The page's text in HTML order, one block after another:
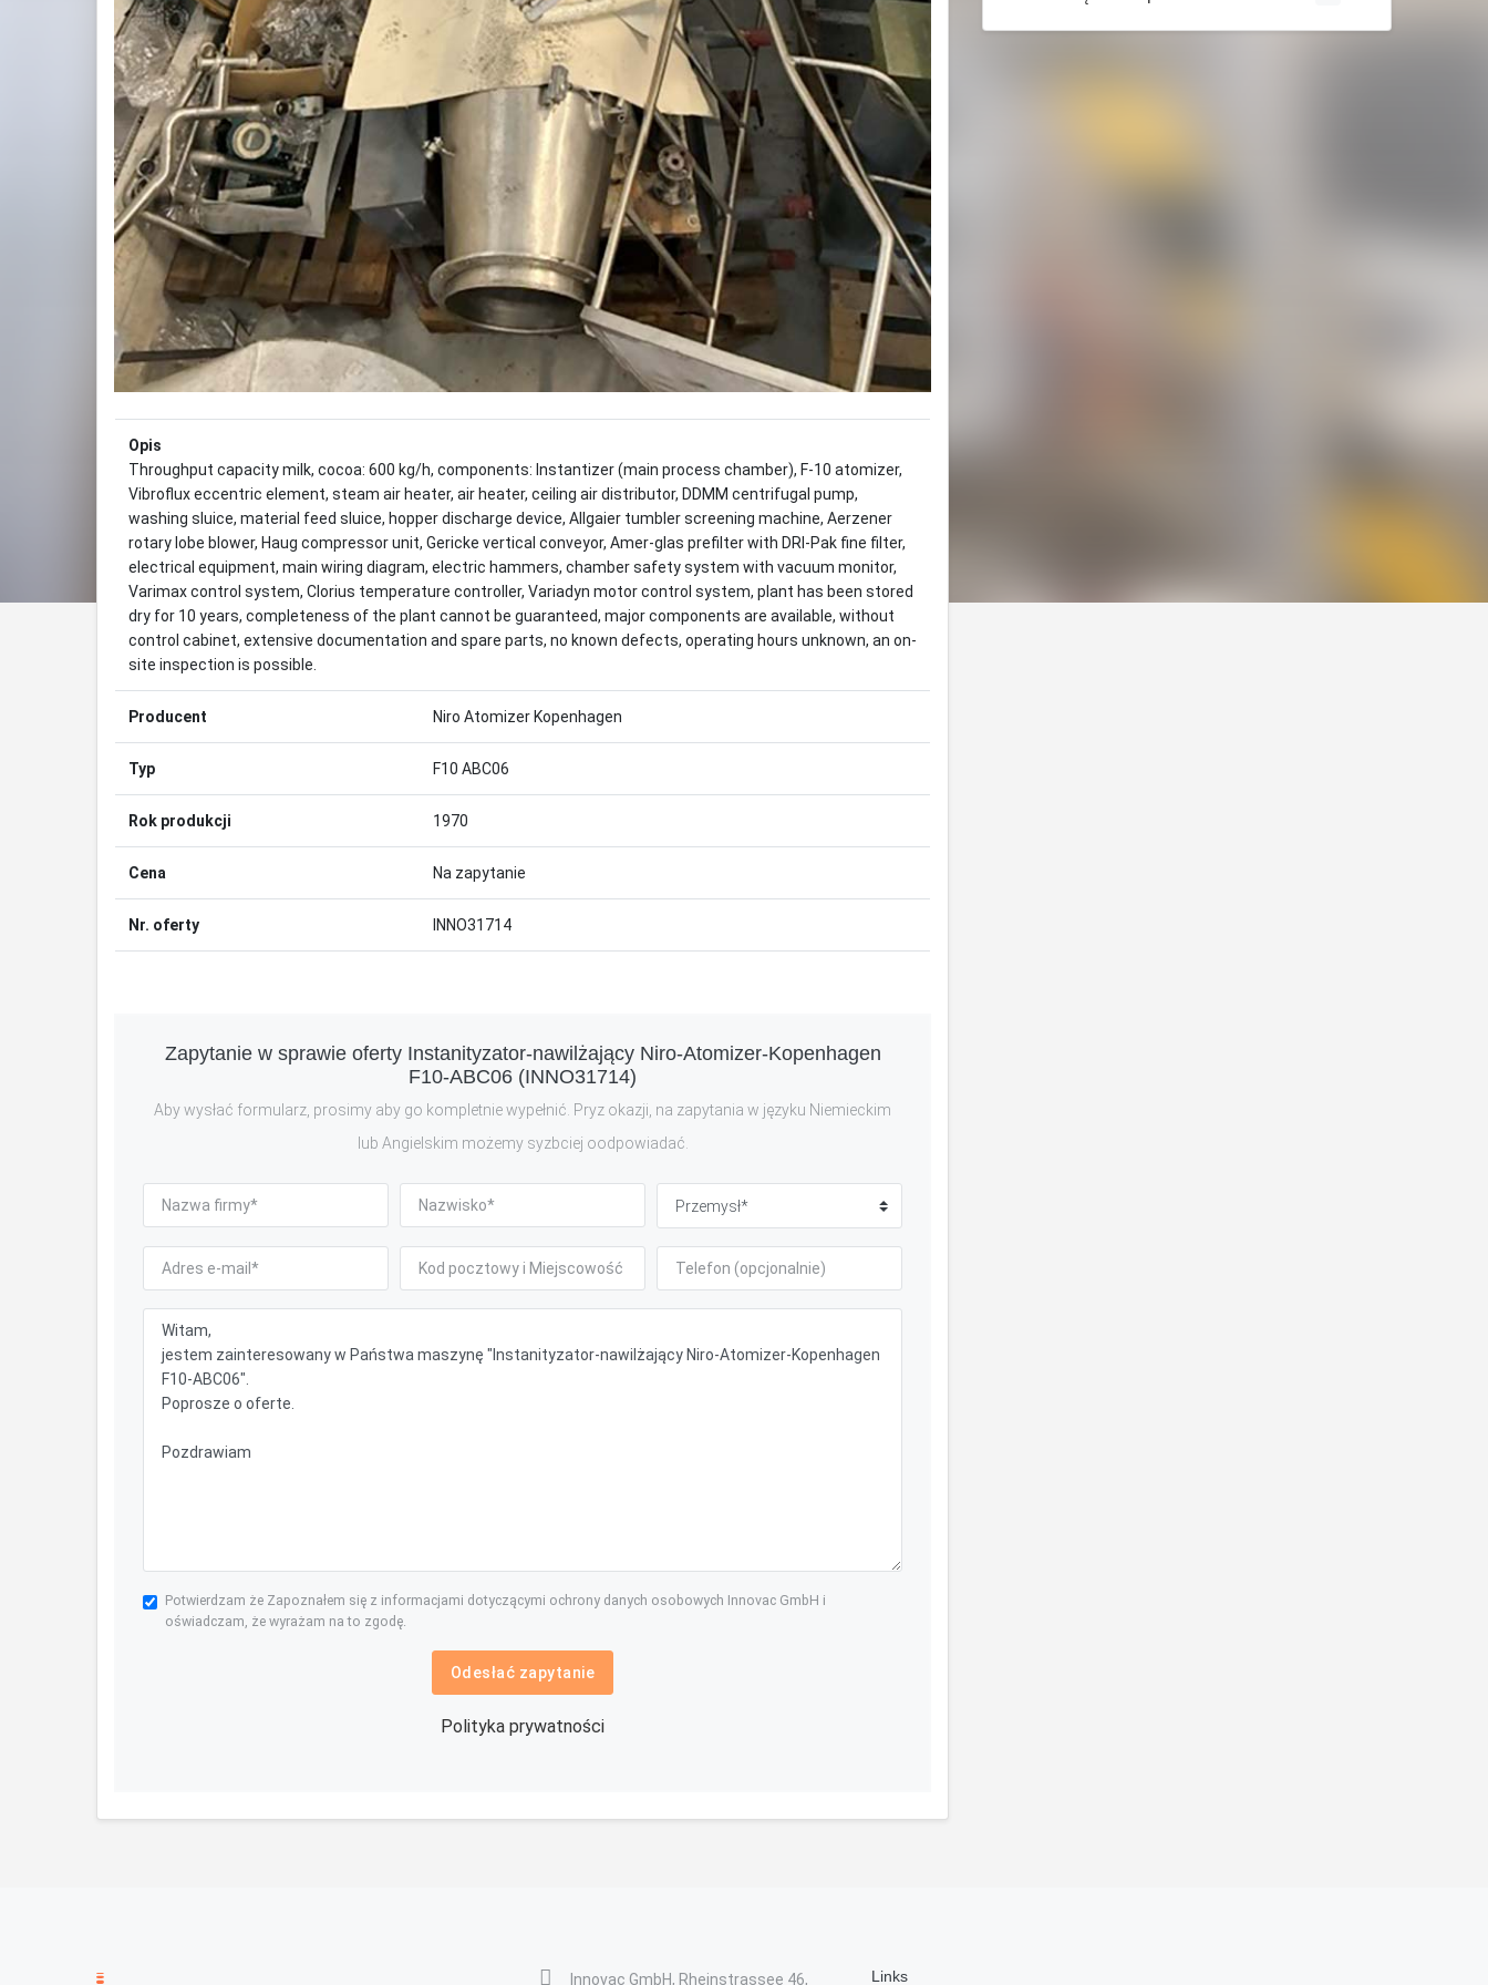
Opis
Throughput capacity milk, cocoa: 600 kg/h, components: Instantizer (main process chamber), F-10 atomizer,
Vibroflux eccentric element, steam air heater, air heater, ceiling air distributor, DDMM centrifugal pump,
washing sluice, material feed sluice, hopper discharge device, Allgaier tumbler screening machine, Aerzener
rotary lobe blower, Haug compressor unit, Gericke vertical conveyor, Amer-glas prefilter with DRI-Pak fine filter,
electrical equipment, main wiring diagram, electric hammers, chamber safety system with vacuum monitor,
Varimax control system, Clorius temperature controller, Variadyn motor control system, plant has been stored
dry for 10 years, completeness of the plant cannot be guaranteed, major components are available, without
control cabinet, extensive documentation and spare parts, no known defects, operating hours unknown, an on-
site inspection is possible.
Producent Niro Atomizer Kopenhagen
Typ F10 ABC06
Rok produkcji 1970
Cena Na zapytanie
Nr. oferty INNO31714
Zapytanie w sprawie oferty Instanityzator-nawilżający Niro-Atomizer-Kopenhagen
F10-ABC06 (INNO31714)
Aby wysłać formularz, prosimy aby go kompletnie wypełnić. Pryz okazji, na zapytania w języku Niemieckim
lub Angielskim możemy syzbciej oodpowiadać.
Potwierdzam że Zapoznałem się z informacjami dotyczącymi ochrony danych osobowych Innovac GmbH i
oświadczam, że wyrażam na to zgodę.
Odesłać zapytanie
Polityka prywatności
Innovac GmbH, Rheinstrassee 46, Links